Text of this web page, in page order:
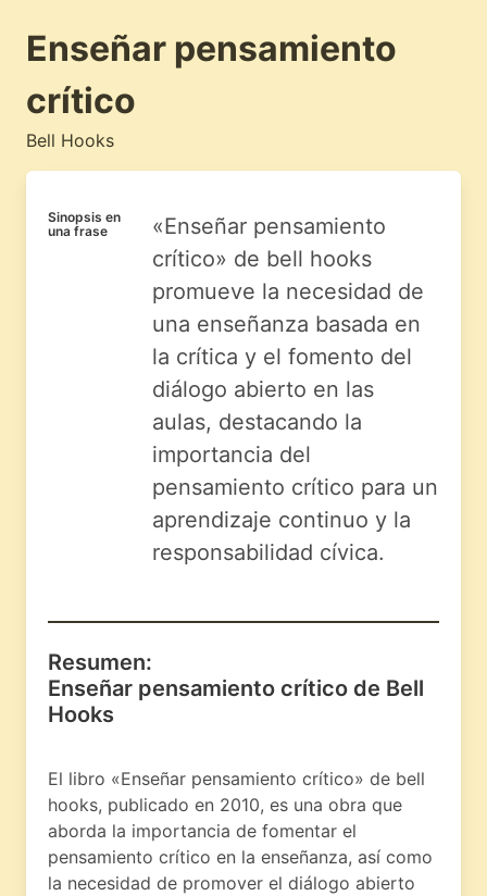
Enseñar pensamiento
crítico
Bell Hooks
Sinopsis en
una frase
«Enseñar pensamiento
crítico» de bell hooks
promueve la necesidad de
una enseñanza basada en
la crítica y el fomento del
diálogo abierto en las
aulas, destacando la
importancia del
pensamiento crítico para un
aprendizaje continuo y la
responsabilidad cívica.
Resumen:
Enseñar pensamiento crítico de Bell
Hooks
El libro «Enseñar pensamiento crítico» de bell
hooks, publicado en 2010, es una obra que
aborda la importancia de fomentar el
pensamiento crítico en la enseñanza, así como
la necesidad de promover el diálogo abierto